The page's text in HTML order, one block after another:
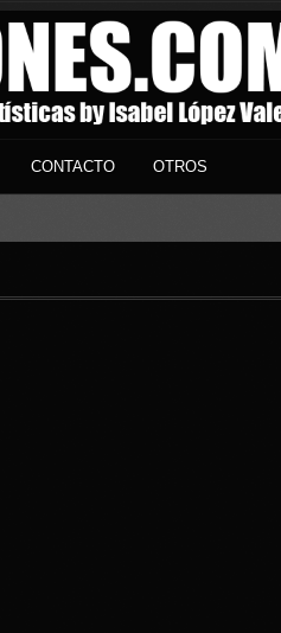
CONTACTO OTROS